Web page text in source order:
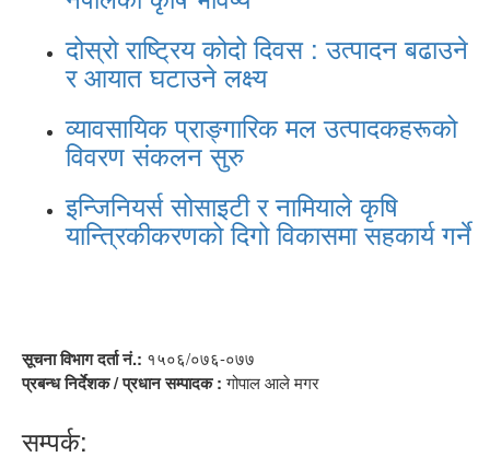
दोस्रो राष्ट्रिय कोदो दिवस : उत्पादन बढाउने
र आयात घटाउने लक्ष्य
व्यावसायिक प्राङ्गारिक मल उत्पादकहरूको
विवरण संकलन सुरु
इन्जिनियर्स सोसाइटी र नामियाले कृषि
यान्त्रिकीकरणको दिगो विकासमा सहकार्य गर्ने
सूचना विभाग दर्ता नं.: १५०६/०७६-०७७
प्रबन्ध निर्देशक / प्रधान सम्पादक :गोपाल आले मगर
सम्पर्क: